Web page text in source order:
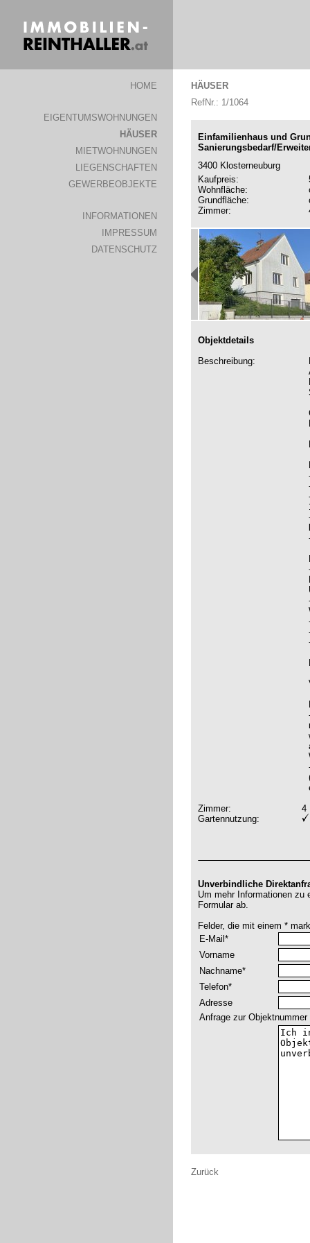
HOME
EIGENTUMSWOHNUNGEN
HÄUSER
MIETWOHNUNGEN
LIEGENSCHAFTEN
GEWERBEOBJEKTE
INFORMATIONEN
IMPRESSUM
DATENSCHUTZ
HÄUSER
RefNr.: 1/1064
Einfamilienhaus und
Sanierungsbedarf/
3400 Klosterneuburg
Kaufpreis:
Wohnfläche:
Grundfläche:
Zimmer:
Objektdetails
Beschreibung:
Zimmer:
4
Gartennutzung:
Unverbindliche
Um mehr Informationen zu
Formular ab.
Felder, die mit einem *
E-Mail*
Vorname
Nachname*
Telefon*
Adresse
Anfrage zur Objektnummer
Zurück